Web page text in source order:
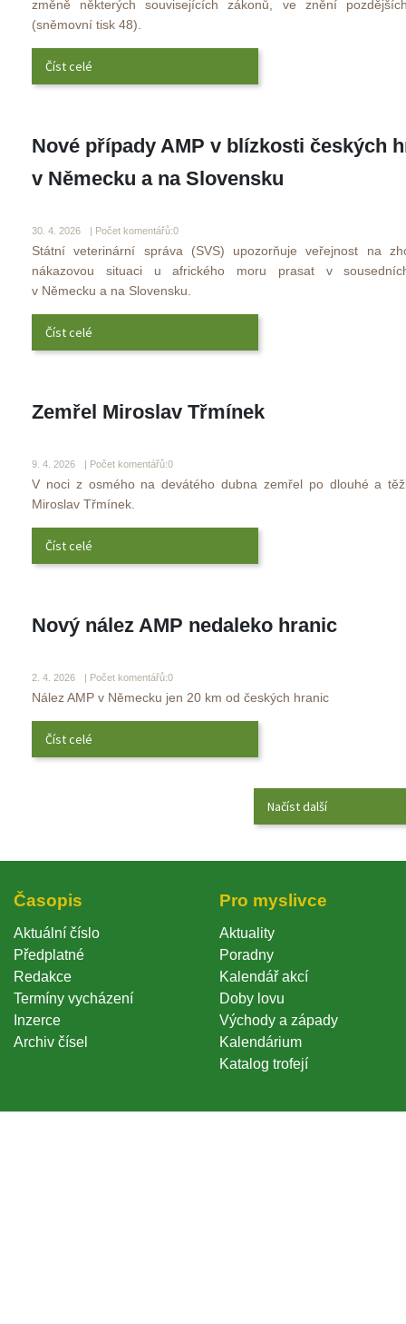
změně některých souvisejících zákonů, ve znění
(sněmovní tisk 48).
Číst celé
Nové případy AMP v blízkosti českých
v Německu a na Slovensku
30. 4. 2026 | Počet komentářů:0
Státní veterinární správa (SVS) upozorňuje veřejnost na
nákazovou situaci u afrického moru prasat v
v Německu a na Slovensku.
Číst celé
Zemřel Miroslav Třmínek
9. 4. 2026 | Počet komentářů:0
V noci z osmého na devátého dubna zemřel po dlouhé a
Miroslav Třmínek.
Číst celé
Nový nález AMP nedaleko hranic
2. 4. 2026 | Počet komentářů:0
Nález AMP v Německu jen 20 km od českých hranic
Číst celé
Načíst další
Časopi
Aktuální číslo
Předplatné
Redakce
Termíny vycházení
Inzerce
Archiv čísel
Pro myslivce
Aktuality
Poradny
Kalendář akcí
Doby lovu
Východy a západy
Kalendárium
Katalog trofejí